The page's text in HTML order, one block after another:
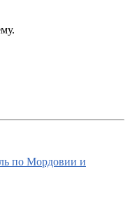
по Мордовии и